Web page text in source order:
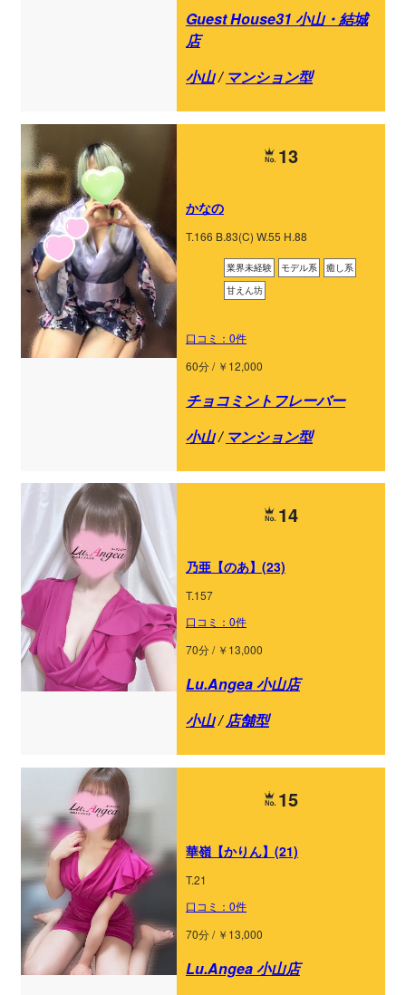
Guest House31 小山・結城
店
小山/ マンション型
13
かなの
T.166 B.83(C) W.55 H.88
業界未経験 モデル系
癒し系
甘えん坊
口コミ：0件
60分 / ￥12,000
チョコミントフレーバー
小山/ マンション型
14
乃亜【のあ】(23)
T.157
口コミ：0件
70分 / ￥13,000
Lu.Angea 小山店
小山/店舗型
15
華嶺【かりん】(21)
T.21
口コミ：0件
70分 / ￥13,000
Lu.Angea 小山店